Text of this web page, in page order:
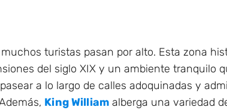
turistas pasan por alto. Esta zona
del siglo XIX y un ambiente tranquilo
a lo largo de calles adoquinadas y
King William alberga una variedad